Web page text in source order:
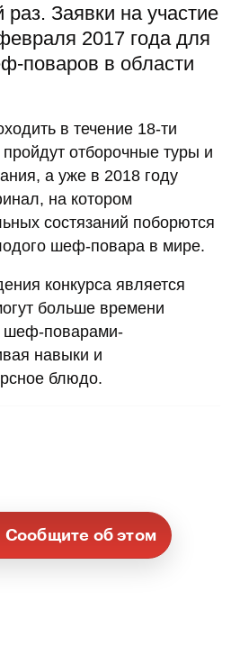
раз. Заявки на участие
2017 года для
поваров в области
в течение 18-ти
отборочные туры и
а уже в 2018 году
на котором
состязаний поборются
шеф-повара в мире.
конкурса является
больше времени
шеф-поварами-
навыки и
блюдо.
об этом